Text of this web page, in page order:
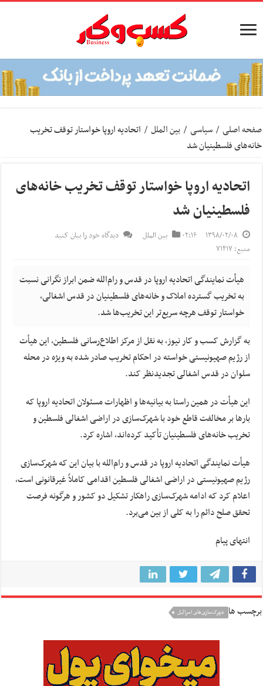
صفحه اصلی / سیاسی / بین الملل / اتحادیه اروپا خواستار توقف تخریب
خانه‌های فلسطینیان شد
اتحادیه اروپا خواستار توقف تخریب خانه‌های
فلسطینیان شد
۱۳۹۸/۰۲/۰۸ ۰۲:۱۶ بین الملل
دیدگاه خود را بیان کنید
منبع: ۷۱۴۱۷
هیأت نمایندگی اتحادیه اروپا در قدس و رام‌الله ضمن ابراز نگرانی نسبت
به تخریب گسترده املاک و خانه‌های فلسطینیان در قدس اشغالی،
خواستار توقف هرچه سریع‌تر این تخریب‌ها شد.
به گزارش کسب و کار نیوز، به نقل از مرکز اطلاع‌رسانی فلسطین، این هیأت
از رژیم صهیونیستی خواسته در احکام تخریب صادر شده به ویژه در محله
سلوان در قدس اشغالی تجدیدنظر کند.
این هیأت در همین راستا به بیانیه‌ها و اظهارات مسئولان اتحادیه اروپا که
بارها بر مخالفت قاطع خود با شهرک‌سازی در اراضی اشغالی فلسطین و
تخریب خانه‌های فلسطینیان تأکید کرده‌اند، اشاره کرد.
هیأت نمایندگی اتحادیه اروپا در قدس و رام‌الله با بیان این که شهرک‌سازی
رژیم صهیونیستی در اراضی اشغالی فلسطین اقدامی کاملاً غیرقانونی است،
اعلام کرد که ادامه شهرک‌سازی راهکار تشکیل دو کشور و هرگونه فرصت
تحقق صلح دائم را به کلی از بین می‌برد.
انتهای پیام
برچسب ها شهرک‌سازی‌های اسرائیل